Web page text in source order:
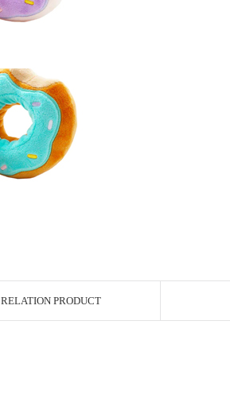
RELATION PRODUCT